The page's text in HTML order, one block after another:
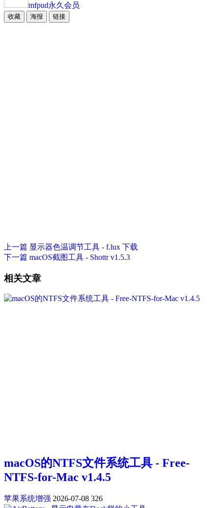
mfpud永久会员
收藏 海报 链接
上一篇 显示器色温调节工具 - f.lux 下载
下一篇 macOS截图工具 - Shottr v1.5.3
相关文章
macOS的NTFS文件系统工具 - Free-
NTFS-for-Mac v1.4.5
苹果系统增强 2026-07-08 326